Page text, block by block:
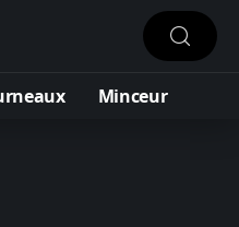
Minceur